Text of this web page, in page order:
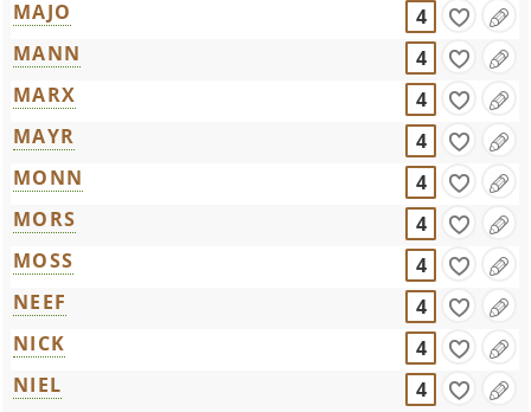
MAJO
4
MANN
4
MARX
4
MAYR
4
MONN
4
MORS
4
MOSS
4
NEEF
4
NICK
4
NIEL
4